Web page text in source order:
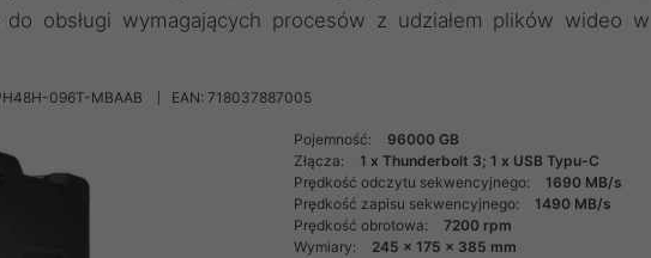
obsługi wymagających procesów z udziałem plików wideo w
096T-MBAAB EAN: 718037887005
Pojemność:
96000 GB
Złącza:
1 x Thunderbolt 3; 1 x USB Typu-C
Prędkość odczytu sekwencyjnego:
1690 MB/s
Prędkość zapisu sekwencyjnego:
1490 MB/s
Prędkość obrotowa:
7200 rpm
Wymiary:
245 x 175 x 385 mm